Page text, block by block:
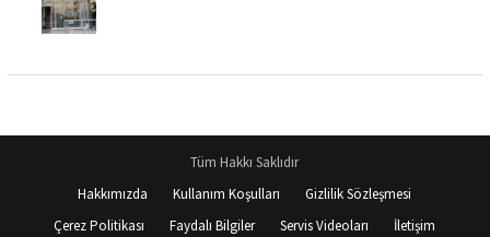
Tüm Hakkı Saklıdır
Hakkımızda
Kullanım Koşulları
Gizlilik Sözleşmesi
Çerez Politikası
Faydalı Bilgiler Servis Videoları İletişim